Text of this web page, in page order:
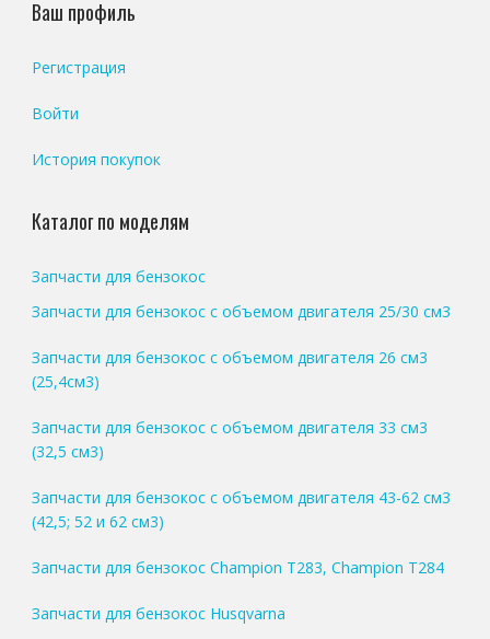
Ваш профиль
Регистрация
Войти
История покупок
Каталог по моделям
Запчасти для бензокос
Запчасти для бензокос с объемом двигателя 25/30 см3
Запчасти для бензокос с объемом двигателя 26 см3
(25,4см3)
Запчасти для бензокос с объемом двигателя 33 см3
(32,5 см3)
Запчасти для бензокос с объемом двигателя 43-62 см3
(42,5; 52 и 62 см3)
Запчасти для бензокос Champion T283, Champion T284
Запчасти для бензокос Husqvarna